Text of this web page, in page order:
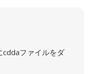
cddaファイルをダ